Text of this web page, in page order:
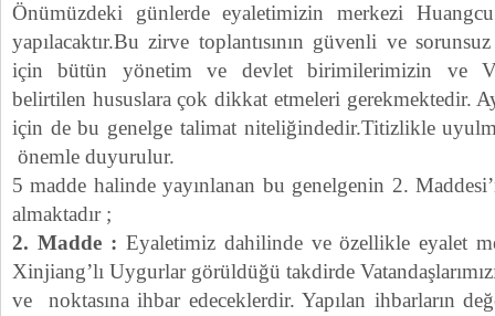
Önümüzdeki günlerde eyaletimizin merkezi
yapılacaktır.Bu zirve toplantısının güvenli ve
için bütün yönetim ve devlet birimilerimizin ve
belirtilen hususlara çok dikkat etmeleri gerekmektedir.
için de bu genelge talimat niteliğindedir.Titizlikle
önemle duyurulur.
5 madde halinde yayınlanan bu genelgenin 2.
almaktadır ;
2. Madde : Eyaletimiz dahilinde ve özellikle eyalet
Xinjiang’lı Uygurlar görüldüğü takdirde
ve noktasına ihbar edeceklerdir. Yapılan ihbarların